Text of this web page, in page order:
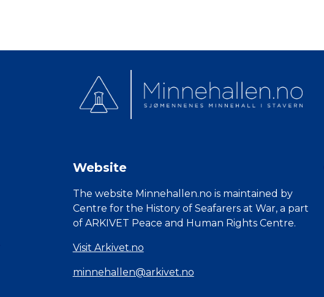
Website
The website Minnehallen.no is maintained by
Centre for the History of Seafarers at War, a part
of ARKIVET Peace and Human Rights Centre.
Visit Arkivet.no
minnehallen@arkivet.no